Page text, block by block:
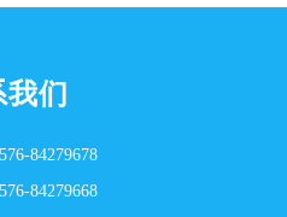
们
84279678
84279668